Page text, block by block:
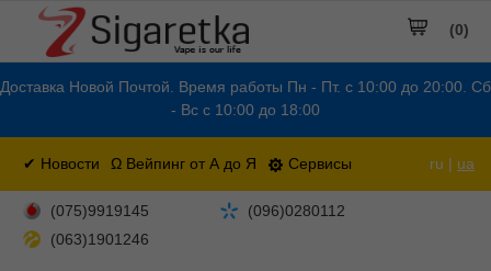
Доставка Новой Почтой. Время работы Пн - Пт. с 10:00 до 20:00. Сб
- Вс с 10:00 до 18:00
✔ Новости Ω Вейпинг от А до Я Сервисы ru | ua
(0)
(075)9919145
(096)0280112
(063)1901246